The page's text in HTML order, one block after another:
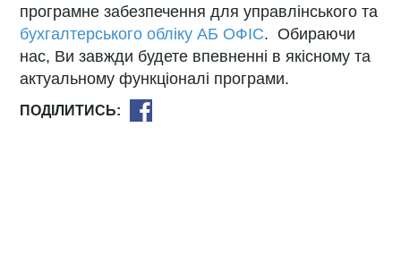
програмне забезпечення для управлінського та
бухгалтерського обліку АБ ОФІС. Обираючи
нас, Ви завжди будете впевненні в якісному та
актуальному функціоналі програми.
ПОДІЛИТИСЬ: